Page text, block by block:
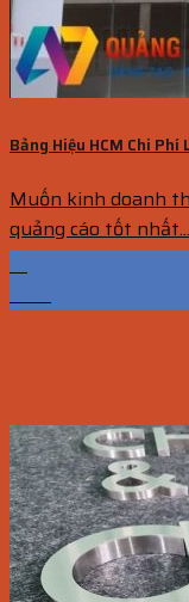
Bảng Hiệu HCM Chi
Muốn kinh doanh
quảng cáo tốt
13
Th12